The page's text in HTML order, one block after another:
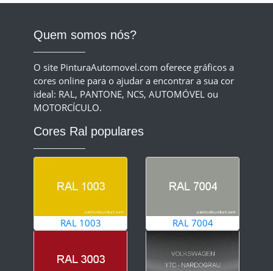
Quem somos nós?
O site PinturaAutomovel.com oferece gráficos a
cores online para o ajudar a encontrar a sua cor
ideal: RAL, PANTONE, NCS, AUTOMÓVEL ou
MOTORCÍCULO.
Cores Ral populares
RAL 1003 RAL 7004